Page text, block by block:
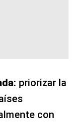
priorizar la
con